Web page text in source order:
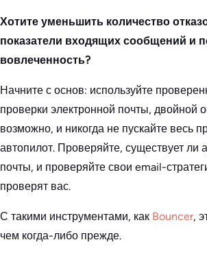
Хотите уменьшить количество
показатели входящих сообщений и
вовлеченность?
Начните с основ: используйте
проверки электронной почты, двойной
возможно, и никогда не пускайте весь
автопилот. Проверяйте, существует ли
почты, и проверяйте свои email-
проверят вас.
С такими инструментами, как Bouncer,
чем когда-либо прежде.